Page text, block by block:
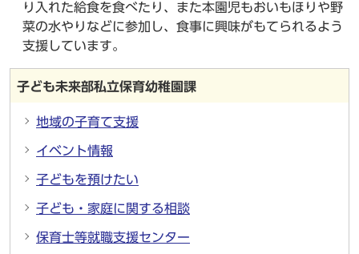
り入れた給食を食べたり、また本園児もおいもほりや野
菜の水やりなどに参加し、食事に興味がもてられるよう
支援しています。
子ども未来部私立保育幼稚園課
地域の子育て支援
イベント情報
子どもを預けたい
子ども・家庭に関する相談
保育士等就職支援センター